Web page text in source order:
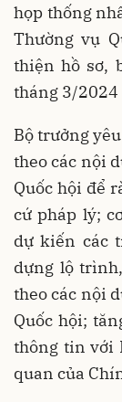
họp thống
Thường vụ
thiện hồ sơ,
tháng 3/2024
Bộ trưởng
theo các nội
Quốc hội để
cứ pháp lý;
dự kiến các
dựng lộ
theo các nội
Quốc hội;
thông tin với
quan của